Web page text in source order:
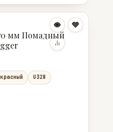
мм Помадный
U328